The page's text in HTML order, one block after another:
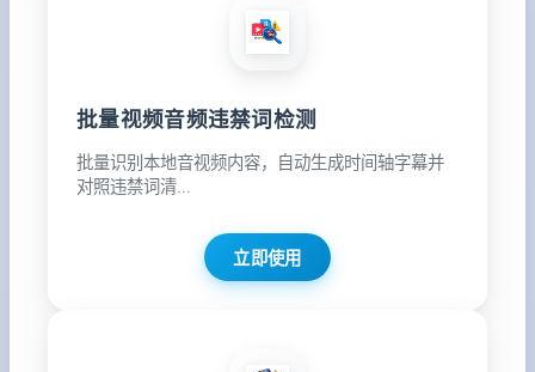
批量视频音频违禁词检测
批量识别本地音视频内容，自动生成时间轴字幕并
对照违禁词清...
立即使用